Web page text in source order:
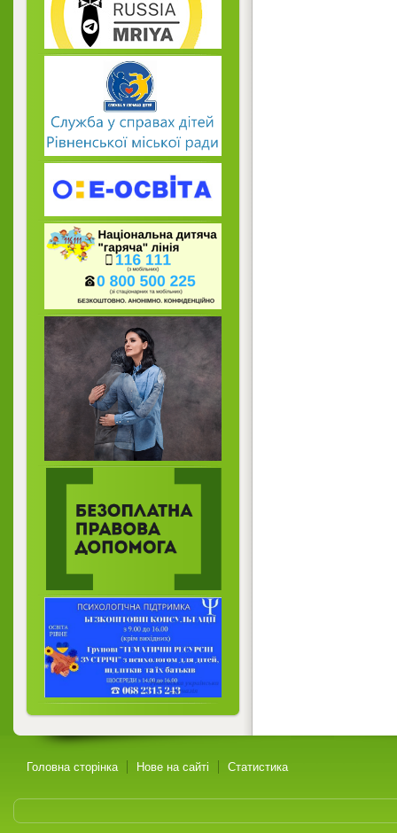
Головна сторінка Нове на сайті Статистика